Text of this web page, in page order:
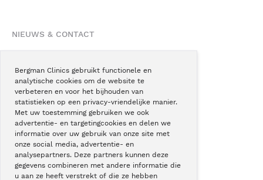
Bergman Clinics gebruikt functionele en
analytische cookies om de website te
verbeteren en voor het bijhouden van
statistieken op een privacy-vriendelijke manier.
Met uw toestemming gebruiken we ook
advertentie- en targetingcookies en delen we
informatie over uw gebruik van onze site met
onze social media, advertentie- en
analysepartners. Deze partners kunnen deze
gegevens combineren met andere informatie die
u aan ze heeft verstrekt of die ze hebben
NIEUWS & CONTACT
Blogs
Podcast
Pressroom
Instagram
Facebook
LinkedIn